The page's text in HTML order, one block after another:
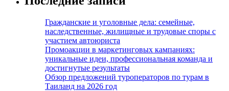
Гражданские и уголовные дела: семейные,
наследственные, жилищные и трудовые споры с
участием автоюриста
Промоакции в маркетинговых кампаниях:
уникальные идеи, профессиональная команда и
достигнутые результаты
Обзор предложений туроператоров по турам в
Таиланд на 2026 год